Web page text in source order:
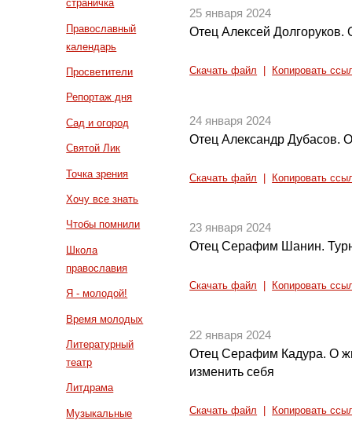
страничка
Православный
календарь
Просветители
Репортаж дня
Сад и огород
Святой Лик
Точка зрения
Хочу все знать
Чтобы помнили
Школа
православия
Я - молодой!
Время молодых
Литературный
театр
Литдрама
Музыкальные
25 января 2024
Отец Алексей Долгоруков.
Скачать файл Копировать
24 января 2024
Отец Александр Дубасов.
Скачать файл Копировать
23 января 2024
Отец Серафим Шанин.
Скачать файл Копировать
22 января 2024
Отец Серафим Кадура. О
изменить себя
Скачать файл Копировать